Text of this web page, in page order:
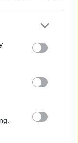
or more Google
You may click to
party tags to
in below Google